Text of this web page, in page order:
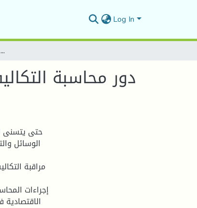
Log In
دور محاسبة التكاليف في اتخاذ القرار ( محاسبة تحليلية بسيطة) دراسة حالة – مصنع النسيج و. المسيلة
دور محاسبة
حتى يتسنى
الوسائل
مراقبة
إجراءات